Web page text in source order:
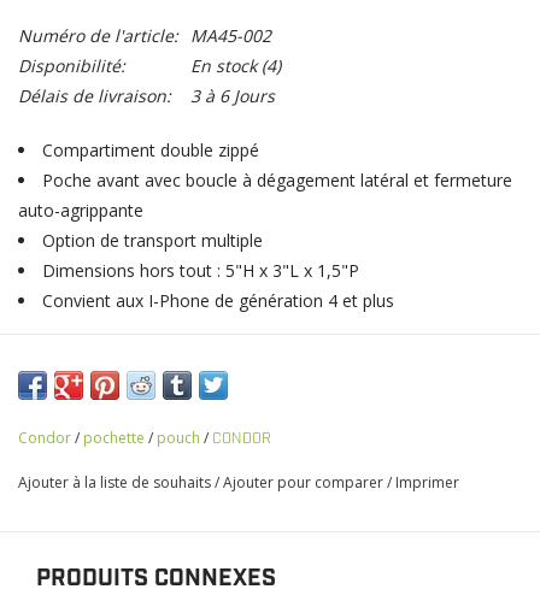
Numéro de l'article: MA45-002
Disponibilité:
En stock(4)
Délais de livraison:
3 à 6 Jours
Compartiment double zippé
Poche avant avec boucle à dégagement latéral et fermeture
auto-agrippante
Option de transport multiple
Dimensions hors tout : 5"H x 3"L x 1,5"P
Convient aux I-Phone de génération 4 et plus
Condor/ pochette / pouch / CONDOR
Ajouter à la liste de souhaits/Ajouter pour comparer/ Imprimer
PRODUITS CONNEXES